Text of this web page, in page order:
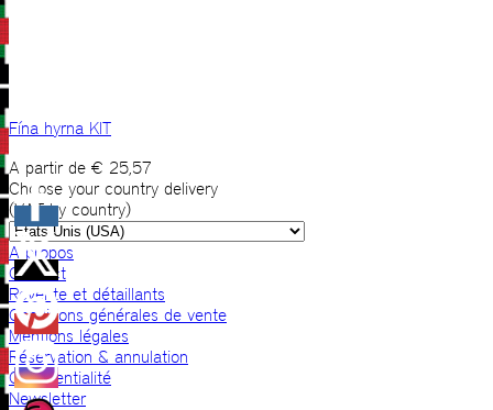
Fína hyrna KIT
A partir de € 25,57
Choose your country delivery
(VAT by country)
A propos
Contact
Revente et détaillants
Conditions générales de vente
Mentions légales
Réservation & annulation
Confidentialité
Newsletter